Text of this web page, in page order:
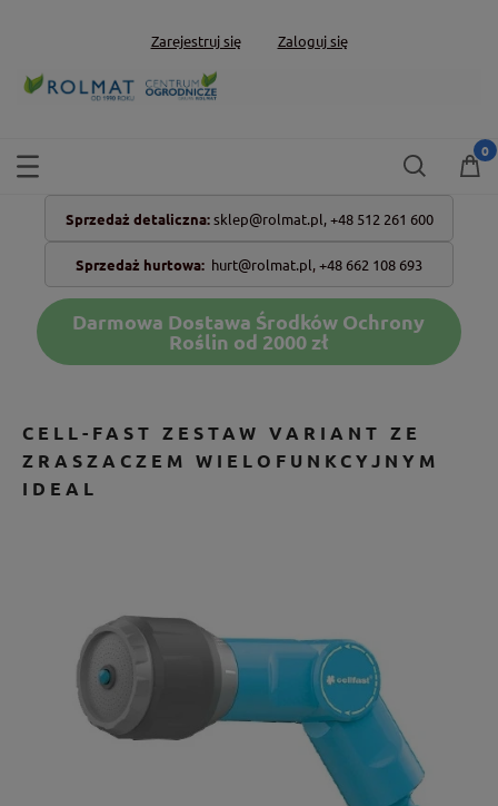
Zarejestruj się Zaloguj się
Sprzedaż detaliczna: sklep@rolmat.pl, +48 512 261 600
Sprzedaż hurtowa: hurt@rolmat.pl,+48 662 108 693
Darmowa Dostawa Środków Ochrony
Roślin od 2000 zł
CELL-FAST ZESTAW VARIANT ZE
ZRASZACZEM WIELOFUNKCYJNYM
IDEAL